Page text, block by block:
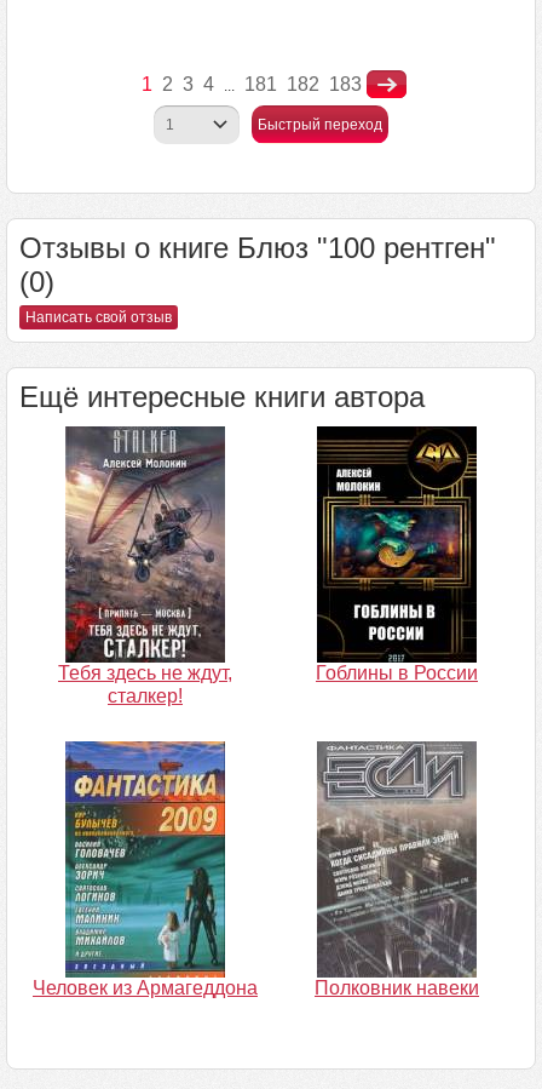
1 2 3 4 ... 181 182 183
Быстрый переход
Отзывы о книге Блюз "100 рентген"
(0)
Написать свой отзыв
Ещё интересные книги автора
Тебя здесь не ждут,
сталкер!
Гоблины в России
Человек из Армагеддона Полковник навеки